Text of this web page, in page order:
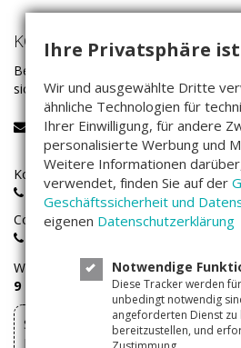
KONTAKT
Bei Fragen rund um das Investieren
sich bitte an unser Service-Team:
service@companisto.com
Kostenlose Rufnummer für
0800 - 100 267 0
Companisto-Servicerufnummer:
Wir sind
Montags bis Freitagsvon
9 – 17 Uhr
für Sie erreichbar.
Sie können Ihre über Companisto
Investments hier widerrufen
Ihre Privatsphäre
Wir und ausgewählte Dritte
ähnliche Technologien für
Ihrer Einwilligung, für andere
personalisierte Werbung und
Weitere Informationen
verwendet, finden Sie auf der
Geschäftssicherheit und
eigenen Datenschutzerklärung
Notwendige
Diese Tracker werden
unbedingt notwendig
angeforderten Dienst
bereitzustellen, und